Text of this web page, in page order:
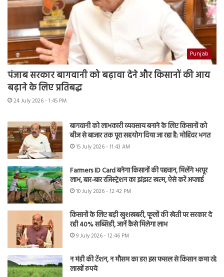
Punjab
पंजाब सरकार बागवानी को बढ़ावा देने और किसानों की आय
बढ़ाने के लिए प्रतिबद्ध
24 July 2026 - 1:45 PM
बागवानी को लाभकारी व्यवसाय बनाने के लिए किसानों को
बीज से बाजार तक पूरा सहयोग दिया जा रहा है: मोहिंदर भगत
15 July 2026 - 11:43 AM
Farmers ID Card बनेगा किसानों की पहचान, मिलेंगे भरपूर
लाभ, बार-बार रजिस्ट्रेशन का झंझट खत्म, ऐसे करें अप्लाई
10 July 2026 - 12:42 PM
किसानों के लिए बड़ी खुशखबरी, फूलों की खेती पर सरकार दे
रही 40% सब्सिडी, जानें कैसे मिलेगा लाभ
9 July 2026 - 12:46 PM
न मंडी की टेंशन, न मौसम का डर! इस फसल से किसान कमा रहे
लाखों रुपये